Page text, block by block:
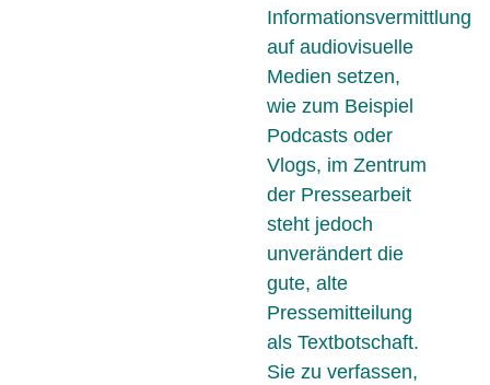
Informationsvermittlung
auf audiovisuelle
Medien setzen,
wie zum Beispiel
Podcasts oder
Vlogs, im Zentrum
der Pressearbeit
steht jedoch
unverändert die
gute, alte
Pressemitteilung
als Textbotschaft.
Sie zu verfassen,